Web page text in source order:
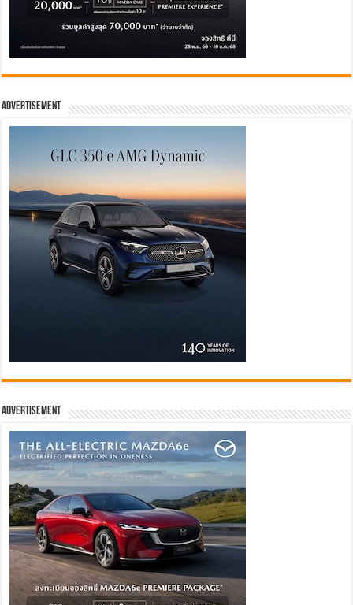
Advertisement
Advertisement